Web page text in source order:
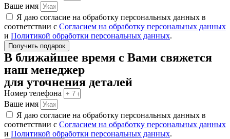
Ваше имя
Я даю согласие на обработку персональных данных в
соответствии с Согласием на обработку персональных данных
и Политикой обработки персональных данных.
Получить подарок
В ближайшее время с Вами свяжется
наш менеджер
для уточнения деталей
Номер телефона
Ваше имя
Я даю согласие на обработку персональных данных в
соответствии с Согласием на обработку персональных данных
и Политикой обработки персональных данных.